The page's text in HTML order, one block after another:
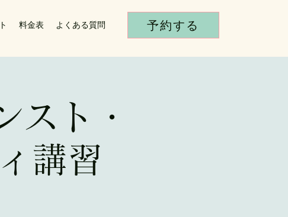
料金表 よくある質問 予約する
スト・
講習